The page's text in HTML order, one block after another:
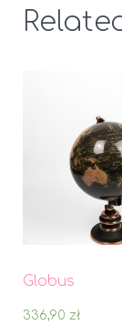
Globus
336,90 zł